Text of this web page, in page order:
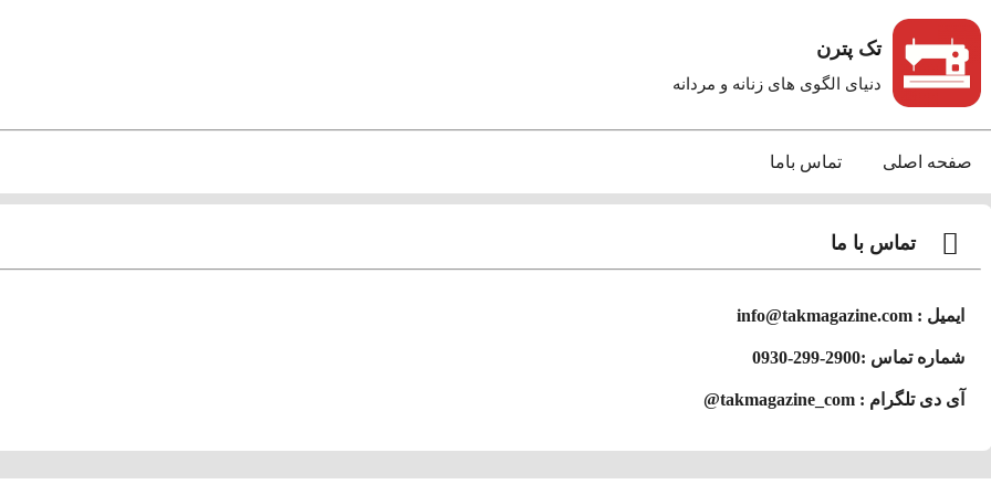
تک پترن
دنیای الگوی های زنانه و مردانه
صفحه اصلی تماس باما
تماس با ما
ایمیل : info@takmagazine.com
شماره تماس :2900-299-0930
آی دی تلگرام : takmagazine_com@